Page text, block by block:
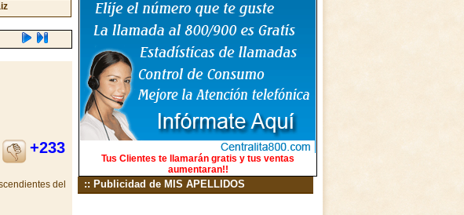
+233
del
Tus Clientes te llamarán gratis y tus ventas
aumentaran!!
:: Publicidad de MIS APELLIDOS